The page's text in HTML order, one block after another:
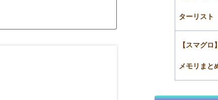
ターリスト
【スマグロ
メモリまと